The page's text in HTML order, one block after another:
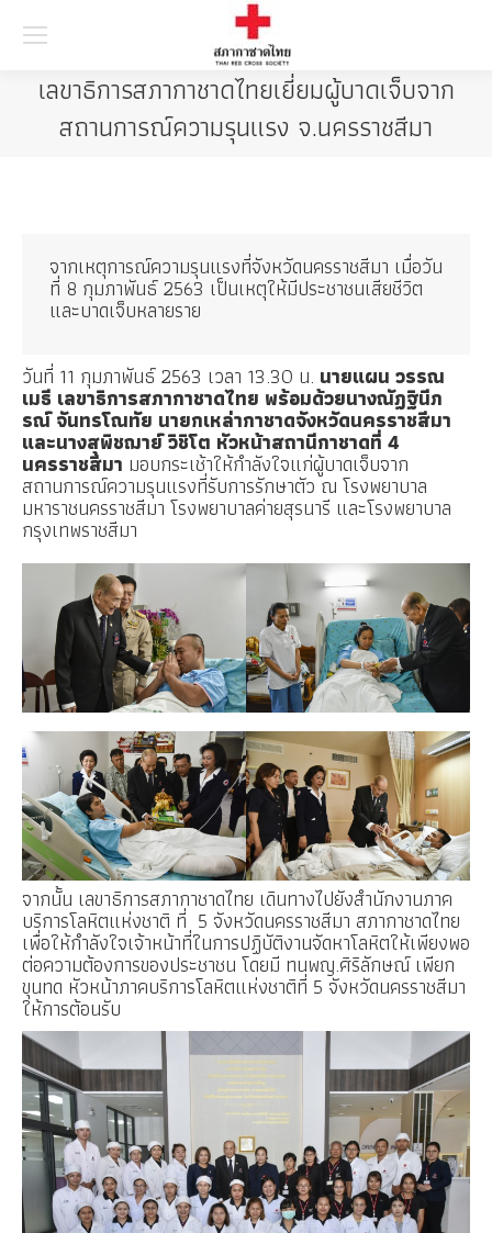
เลขาธิการสภากาชาดไทยเยี่ยมผู้บาดเจ็บจาก
สถานการณ์ความรุนแรง จ.นครราชสีมา
จากเหตุการณ์ความรุนแรงที่จังหวัดนครราชสีมา เมื่อวัน
ที่ 8 กุมภาพันธ์ 2563 เป็นเหตุให้มีประชาชนเสียชีวิต
และบาดเจ็บหลายราย
วันที่ 11 กุมภาพันธ์ 2563 เวลา 13.30​ น.​ นายแผน​ วรรณ
เมธี​ เลขาธิการสภากาชาดไทย​ พร้อมด้วยนางณัฏฐินีภ
รณ์ จันทรโณทัย นายกเหล่ากาชาดจังหวัดนครราชสีมา
และนางสุพิชฌาย์​ วิชิโต​ หัวหน้าสถานีกาชาดที่ 4
นครราชสีมา มอบกระเช้าให้กำลังใจแก่ผู้บาดเจ็บจาก
สถานการณ์ความรุนแรงที่รับการรักษาตัว ณ โรงพยาบาล
มหาราชนครราชสีมา​ โรงพยาบาลค่ายสุรนารี​ และโรงพยาบาล
กรุงเทพราชสีมา
จากนั้น​ เลขาธิการ​สภากาชาดไทย​ เดินทางไปยังสำนักงานภาค
บริการโลหิตแห่งชาติ​ ที่​ 5 จังหวัดนครราชสีมา​ สภากาชาด​ไทย
เพื่อให้กำลังใจเจ้าหน้าที่ในการปฏิบัติงานจัดหาโลหิตให้เพียงพอ
ต่อความต้องการของประชาชน​ โดยมี ทนพญ.ศิริลักษณ์​ เพียก
ขุนทด​ หัวหน้าภาคบริการโลหิตแห่งชาติที่​ 5 จังหวัดนครราชสีมา
ให้การต้อนรับ​